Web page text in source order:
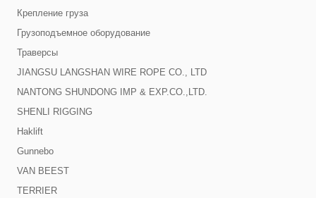
Крепление груза
Грузоподъемное оборудование
Траверсы
JIANGSU LANGSHAN WIRE ROPE CO., LTD
NANTONG SHUNDONG IMP & EXP.CO.,LTD.
SHENLI RIGGING
Haklift
Gunnebo
VAN BEEST
TERRIER